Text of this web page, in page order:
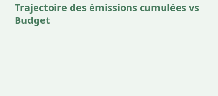
Trajectoire des émissions cumulées vs
Budget